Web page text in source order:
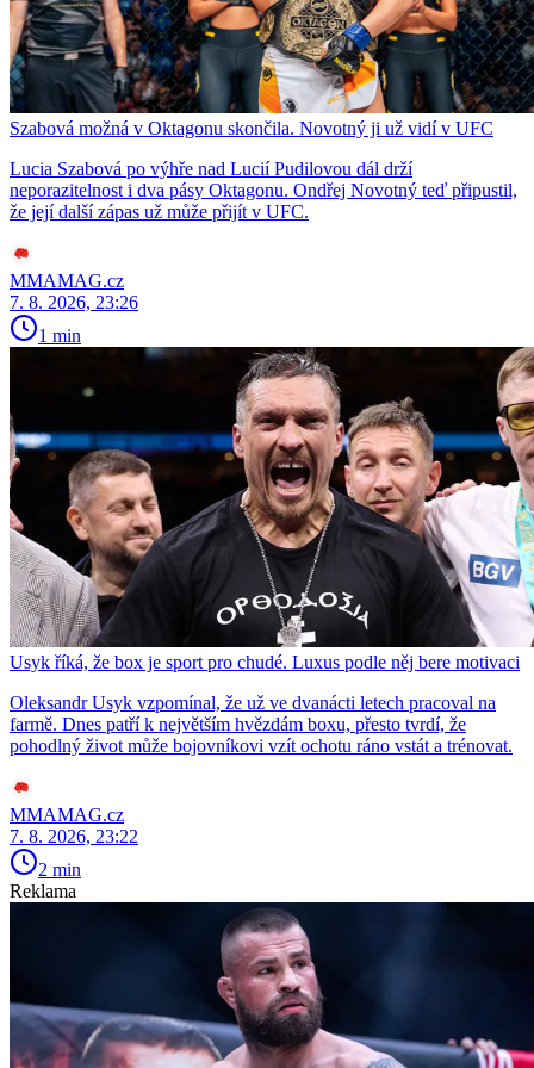
Szabová možná v Oktagonu skončila. Novotný ji už vidí v UFC
Lucia Szabová po výhře nad Lucií Pudilovou dál drží
neporazitelnost i dva pásy Oktagonu. Ondřej Novotný teď připustil,
že její další zápas už může přijít v UFC.
MMAMAG.cz
7. 8. 2026, 23:26
1 min
Usyk říká, že box je sport pro chudé. Luxus podle něj bere motivaci
Oleksandr Usyk vzpomínal, že už ve dvanácti letech pracoval na
farmě. Dnes patří k největším hvězdám boxu, přesto tvrdí, že
pohodlný život může bojovníkovi vzít ochotu ráno vstát a trénovat.
MMAMAG.cz
7. 8. 2026, 23:22
2 min
Reklama